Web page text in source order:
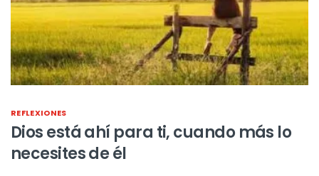
REFLEXIONES
Dios está ahí para ti, cuando más lo
necesites de él